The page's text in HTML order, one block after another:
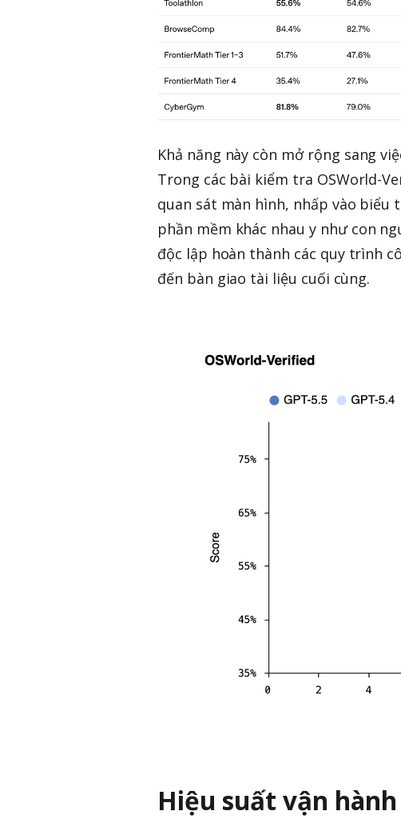
Khả năng này còn mở rộng sang
Trong các bài kiểm tra OSWorld-
quan sát màn hình, nhấp vào biểu
phần mềm khác nhau y như con
độc lập hoàn thành các quy trình
đến bàn giao tài liệu cuối cùng.
Hiệu suất vận